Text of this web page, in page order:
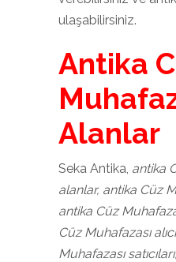
ulaşabilirsiniz.
Antika
Alanlar
Seka Antika, antika
alanlar, antika Cüz
antika Cüz
Cüz Muhafazası
Muhafazası